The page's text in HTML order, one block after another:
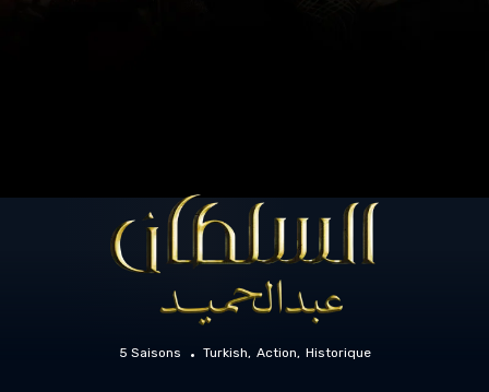
5 Saisons Turkish Action Historique